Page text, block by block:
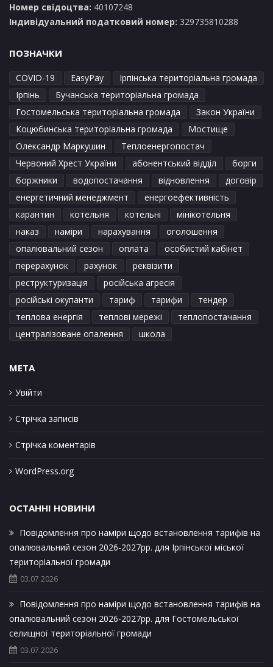
Номер свідоцтва: 40107248
Індивідуальний податковий номер: 329735810288
ПОЗНАЧКИ
COVID-19 EasyPay
Ірпінська територіальна громада
Ірпінь
Бучанська територіальна громада
Гостомельська територіальна громада
Закон України
Коцюбинська територіальна громада
Мостище
Олександр Маркушин
Теплоенергопостач
Червоний Хрест України
абонентський відділ
борги
боржники
водопостачання відновлення
договір
енергетичний менеджмент
енергоефективність
карантин
котельня котельні
мінікотельня
наказ
наміри нарахування
оголошення
опалювальний сезон
оплата
особистий кабінет
перерахунок
рахунок
реквізити
реструктуризація
російська агресія
російські окупанти
тариф тарифи
тендер
теплова енергія
теплові мережі
теплопостачання
централізоване опалення
школа
META
Увійти
Стрічка записів
Стрічка коментарів
WordPress.org
ОСТАННІ НОВИНИ
Повідомлення про наміри щодо встановлення тарифів на
опалювальний сезон 2026-2027рр. для Ірпінської міської
територіальної громади
03.07.2026
Повідомлення про наміри щодо встановлення тарифів на
опалювальний сезон 2026-2027рр. для Гостомельської
селищної територіальної громади
03.07.2026